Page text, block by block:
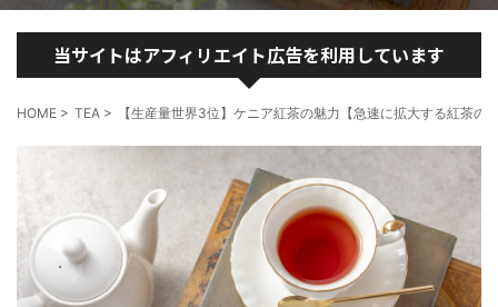
当サイトはアフィリエイト広告を利用しています
HOME > TEA > 【生産量世界3位】ケニア紅茶の魅力【急速に拡大する紅茶の